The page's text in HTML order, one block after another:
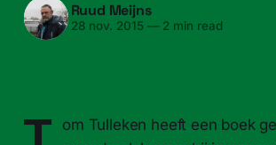
Ruud Meijns
28 nov. 2015 —2 min read
om Tulleken heeft een boek